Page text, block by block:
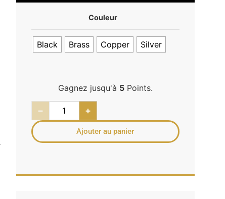
Couleur
Black Brass Copper Silver
Gagnez jusqu'à 5Points.
− +
Ajouter au panier